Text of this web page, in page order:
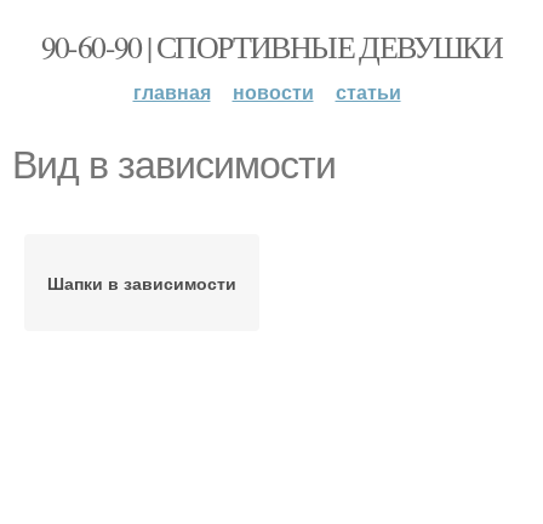
90-60-90 | СПОРТИВНЫЕ ДЕВУШКИ
главная новости статьи
Вид в зависимости
Шапки в зависимости